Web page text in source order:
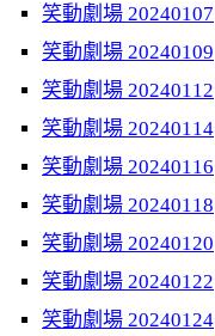
笑動劇場 20240107
笑動劇場 20240109
笑動劇場 20240112
笑動劇場 20240114
笑動劇場 20240116
笑動劇場 20240118
笑動劇場 20240120
笑動劇場 20240122
笑動劇場 20240124